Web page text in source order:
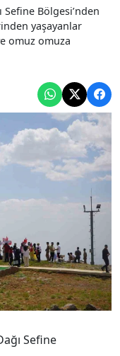
Sefine Bölgesi’nden
yaşayanlar
omuz omuza
Sefine